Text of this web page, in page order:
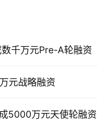
千万元Pre-A轮融资
元战略融资
5000万元天使轮融资